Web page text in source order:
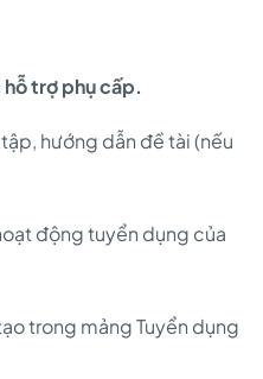
trợ phụ cấp.
hướng dẫn đề tài (nếu
động tuyển dụng của
trong mảng Tuyển dụng